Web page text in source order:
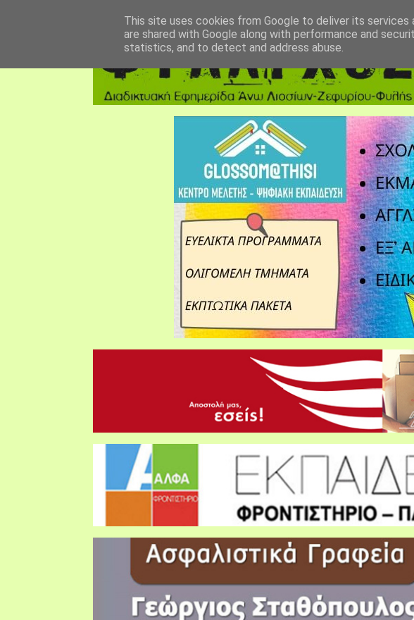
This site uses cookies from Google to deliver its services
are shared with Google along with performance and
statistics, and to detect and address abuse.